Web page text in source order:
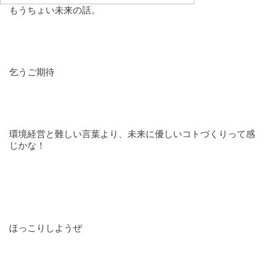
もうちょい未来の話。
乞うご期待
環境経営と難しい言葉より、未来に優しいコトづくりって感
じかな！
ほっこりしようぜ